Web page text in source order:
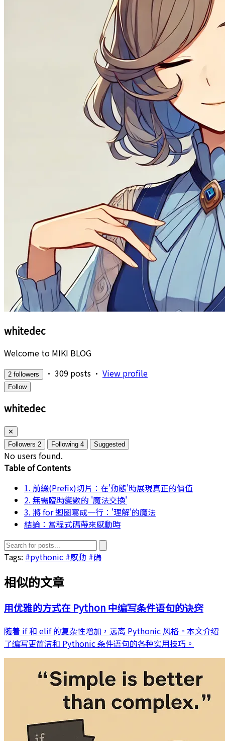
whitedec
Welcome to MIKI BLOG
2 followers • 309 posts • View profile
Follow
whitedec
✕
Followers 2 Following 4 Suggested
No users found.
Table of Contents
1. 前綴(Prefix)切片：在'動態'時展現真正的價值
2. 無需臨時變數的 '魔法交換'
3. 將 for 迴圈寫成一行：'理解'的魔法
結論：當程式碼帶來感動時
Tags: #pythonic #感動 #碼
相似的文章
用优雅的方式在 Python 中编写条件语句的诀窍
随着 if 和 elif 的复杂性增加，远离 Pythonic 风格。本文介绍
了编写更简洁和 Pythonic 条件语句的各种实用技巧。